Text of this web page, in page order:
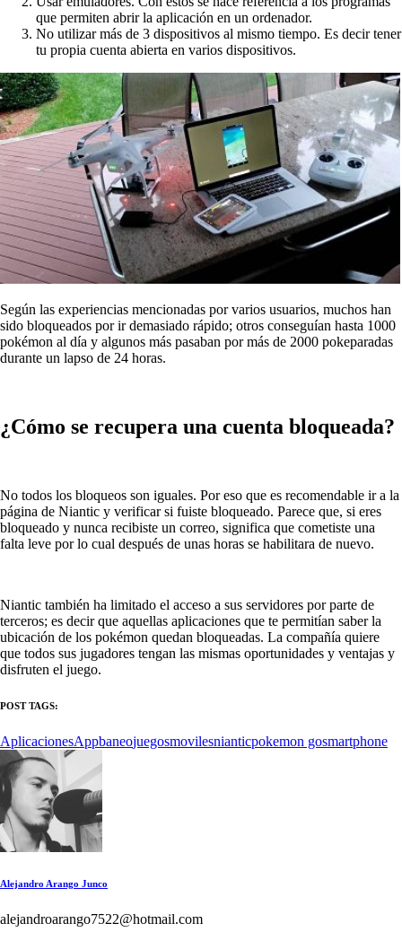
que permiten abrir la aplicación en un ordenador.
No utilizar más de 3 dispositivos al mismo tiempo. Es decir tener
tu propia cuenta abierta en varios dispositivos.
Según las experiencias mencionadas por varios usuarios, muchos han
sido bloqueados por ir demasiado rápido; otros conseguían hasta 1000
pokémon al día y algunos más pasaban por más de 2000 pokeparadas
durante un lapso de 24 horas.
¿Cómo se recupera una cuenta bloqueada?
No todos los bloqueos son iguales. Por eso que es recomendable ir a la
página de Niantic y verificar si fuiste bloqueado. Parece que, si eres
bloqueado y nunca recibiste un correo, significa que cometiste una
falta leve por lo cual después de unas horas se habilitara de nuevo.
Niantic también ha limitado el acceso a sus servidores por parte de
terceros; es decir que aquellas aplicaciones que te permitían saber la
ubicación de los pokémon quedan bloqueadas. La compañía quiere
que todos sus jugadores tengan las mismas oportunidades y ventajas y
disfruten el juego.
POST TAGS:
AplicacionesAppbaneojuegosmovilesnianticpokemon gosmartphone
Alejandro Arango Junco
alejandroarango7522@hotmail.com